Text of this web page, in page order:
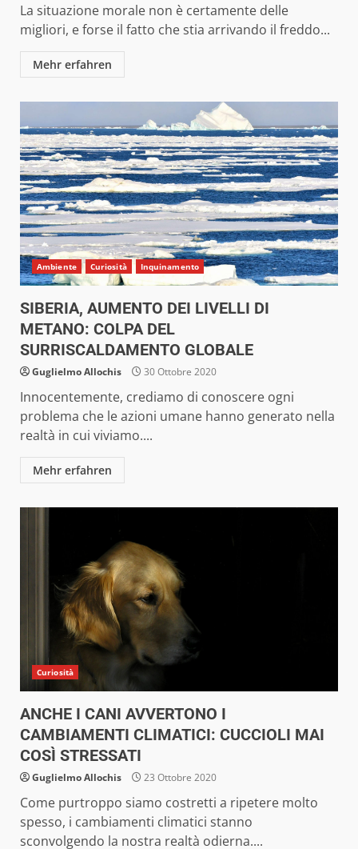
La situazione morale non è certamente delle
migliori, e forse il fatto che stia arrivando il freddo...
Mehr erfahren
Ambiente Curiosità Inquinamento
SIBERIA, AUMENTO DEI LIVELLI DI
METANO: COLPA DEL
SURRISCALDAMENTO GLOBALE
Guglielmo Allochis 30 Ottobre 2020
Innocentemente, crediamo di conoscere ogni
problema che le azioni umane hanno generato nella
realtà in cui viviamo....
Mehr erfahren
Curiosità
ANCHE I CANI AVVERTONO I
CAMBIAMENTI CLIMATICI: CUCCIOLI MAI
COSÌ STRESSATI
Guglielmo Allochis 23 Ottobre 2020
Come purtroppo siamo costretti a ripetere molto
spesso, i cambiamenti climatici stanno
sconvolgendo la nostra realtà odierna....